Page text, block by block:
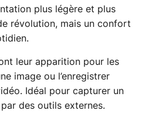
plus légère et plus
révolution, mais un confort
leur apparition pour les
image ou l’enregistrer
Idéal pour capturer un
des outils externes.